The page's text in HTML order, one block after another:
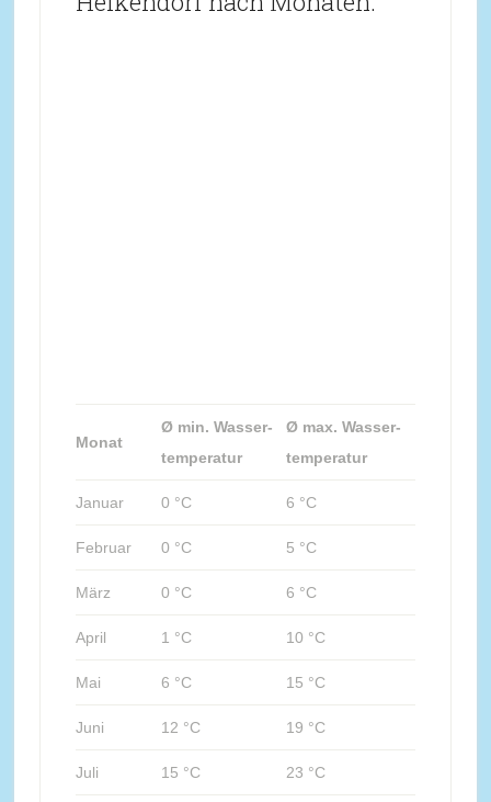
Monat
Ø min. Wasser-
temperatur
Ø max. Wasser-
temperatur
Januar 0 °C 6 °C
Februar 0 °C 5 °C
März 0 °C 6 °C
April 1 °C 10 °C
Mai 6 °C 15 °C
Juni 12 °C 19 °C
Juli 15 °C 23 °C